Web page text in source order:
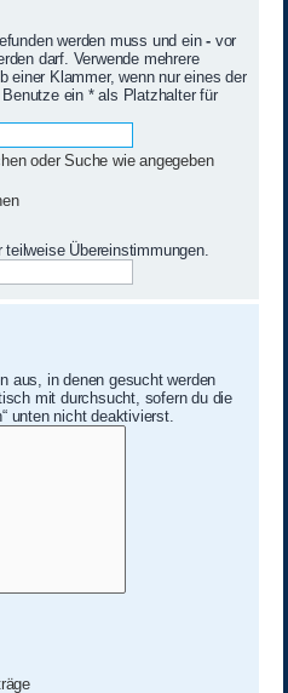
werden muss und ein-vor
darf. Verwende mehrere
einer Klammer, wenn nur eines der
ein * als Platzhalter für
oder Suche wie angegeben
Übereinstimmungen.
aus, in denen gesucht werden
mit durchsucht, sofern du die
unten nicht deaktivierst.